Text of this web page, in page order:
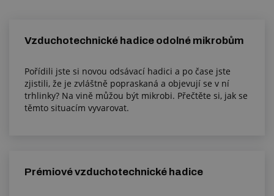
Vzduchotechnické hadice odolné mikrobům
Pořídili jste si novou odsávací hadici a po čase jste
zjistili, že je zvláštně popraskaná a objevují se v ní
trhlinky? Na vině můžou být mikrobi. Přečtěte si, jak se
těmto situacím vyvarovat.
Prémiové vzduchotechnické hadice